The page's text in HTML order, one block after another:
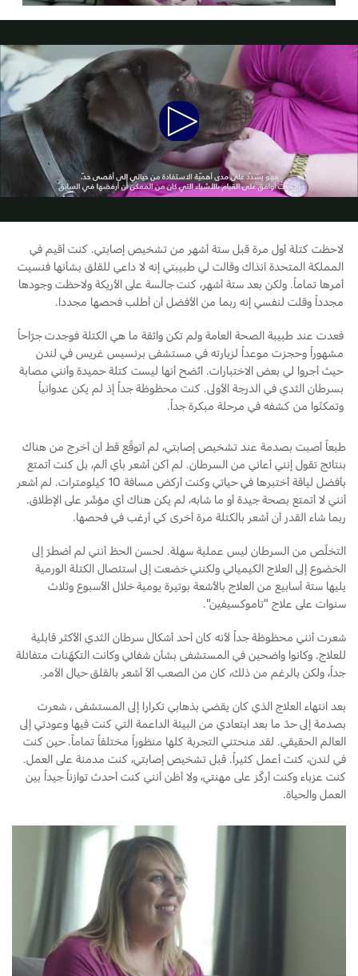
البحرين
العراق
الأردن
الكويت
لبنان
عمان
قطر
العربية
السعودية‬
العربية
المتحدة
اليمن
البحث عن الوكيل
أسطول فورد
إضافات
فورد بروتكت
خطة الخدمات الممتدة
إصلاح أضرار الحوادث
القسائم والخصومات الخاصة بالصيانة
الإطارات
خدمات فورد
خدمة المحرك
خدمة الفرامل
تغيير الفلاتر
الضمان و التأمين
فورد بروتكت
دعم المزامنة
أجزاء
قطع غيار فورد الأصلية
موتوركرافت
قطع مقلدة
اتصل بنا
الأسئلة الشائعة
Play
Video
لاحظت كتلة أول مرة قبل ستة أشهر من تشخيص إصابتي. كنت أقيم في
المملكة المتحدة آنذاك وقالت لي طبيبتي إنه لا داعي للقلق بشأنها فنسيت
أمرها تماماً. ولكن بعد ستة أشهر، كنت جالسة على الأريكة ولاحظت وجودها
مجدداً وقلت لنفسي إنه ربما من الأفضل أن أطلب فحصها مجددا.
فعدت عند طبيبة الصحة العامة ولم تكن واثقة ما هي الكتلة فوجدت جرّاحاً
مشهوراً وحجزت موعداً لزيارته في مستشفى برنسيس غريس في لندن
حيث أجروا لي بعض الاختبارات. اتّضح أنها ليست كتلة حميدة وأنني مصابة
بسرطان الثدي في الدرجة الأولى. كنت محظوظة جداً إذ لم يكن عدوانياً
وتمكنّوا من كشفه في مرحلة مبكرة جداً.
طبعاً أصبت بصدمة عند تشخيص إصابتي، لم أتوقّع قط أن أخرج من هناك
بنتائج تقول إنني أعاني من السرطان. لم أكن أشعر بأي ألم، بل كنت أتمتع
بأفضل لياقة أختبرها في حياتي وكنت أركض مسافة 10 كيلومترات. لم أشعر
أنني لا أتمتع بصحة جيدة أو ما شابه، لم يكن هناك أي مؤشّر على الإطلاق.
ربما شاء القدر أن أشعر بالكتلة مرة أخرى كي أرغب في فحصها.
التخلّص من السرطان ليس عملية سهلة. لحسن الحظ أنني لم أضطرّ إلى
الخضوع إلى العلاج الكيميائي ولكنني خضعت إلى استئصال الكتلة الورمية
يليها ستة أسابيع من العلاج بالأشعة بوتيرة يومية خلال الأسبوع وثلاث
سنوات على علاج "تاموكسيفين".
شعرت أنني محظوظة جداً لأنه كان أحد أشكال سرطان الثدي الأكثر قابلية
للعلاج. وكانوا واضحين في المستشفى بشأن شفائي وكانت التكهّنات متفائلة
جداً، ولكن بالرغم من ذلك، كان من الصعب ألاّ أشعر بالقلق حيال الأمر.
بعد انتهاء العلاج الذي كان يقضي بذهابي تكرارا إلى المستشفى ، شعرت
بصدمة إلى حدّ ما بعد ابتعادي من البيئة الداعمة التي كنت فيها وعودتي إلى
العالم الحقيقي. لقد منحتني التجربة كلها منظوراً مختلفاً تماماً. حين كنت
في لندن، كنت أعمل كثيراً. قبل تشخيص إصابتي، كنت مدمنة على العمل.
كنت عزباء وكنت أركّز على مهنتي، ولا أظن أنني كنت أحدث توازناً جيداً بين
العمل والحياة.